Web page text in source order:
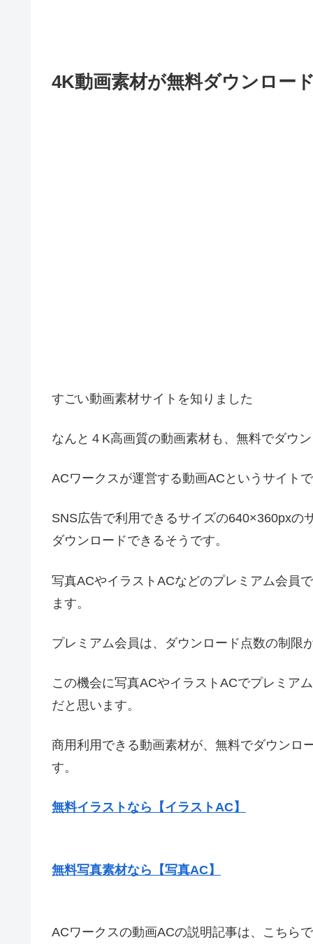
4K動画素材が無料ダウンロー
すごい動画素材サイトを知りました
なんと４K高画質の動画素材も、無料でダウ
ACワークスが運営する動画ACというサイト
SNS広告で利用できるサイズの640×360pxの
ダウンロードできるそうです。
写真ACやイラストACなどのプレミアム会員
ます。
プレミアム会員は、ダウンロード点数の制限
この機会に写真ACやイラストACでプレミア
だと思います。
商用利用できる動画素材が、無料でダウンロ
す。
無料イラストなら【イラストAC】
無料写真素材なら【写真AC】
ACワークスの動画ACの説明記事は、こちら